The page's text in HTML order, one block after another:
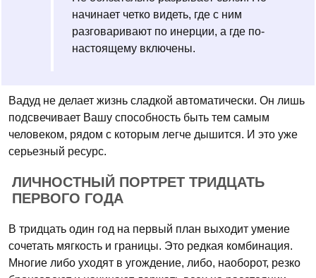
начинает четко видеть, где с ним
разговаривают по инерции, а где по-
настоящему включены.
Вадуд не делает жизнь сладкой автоматически. Он лишь
подсвечивает Вашу способность быть тем самым
человеком, рядом с которым легче дышится. И это уже
серьезный ресурс.
ЛИЧНОСТНЫЙ ПОРТРЕТ ТРИДЦАТЬ
ПЕРВОГО ГОДА
В тридцать один год на первый план выходит умение
сочетать мягкость и границы. Это редкая комбинация.
Многие либо уходят в угождение, либо, наоборот, резко